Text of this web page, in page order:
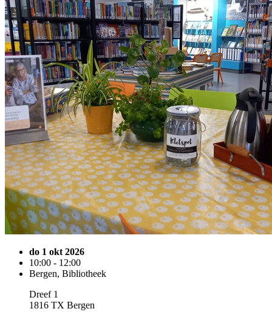
do 1 okt 2026
10:00 - 12:00
Bergen, Bibliotheek
Dreef 1
1816 TX Bergen